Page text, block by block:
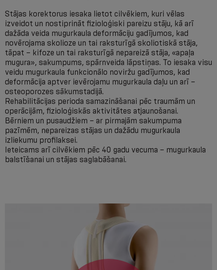
Stājas korektorus iesaka lietot cilvēkiem, kuri vēlas
izveidot un nostiprināt fizioloģiski pareizu stāju, kā arī
dažāda veida mugurkaula deformāciju gadījumos, kad
novērojama skolioze un tai raksturīgā skoliotiskā stāja,
tāpat – kifoze un tai raksturīgā nepareizā stāja, «apaļa
mugura», sakumpums, spārnveida lāpstiņas. To iesaka visu
veidu mugurkaula funkcionālo noviržu gadījumos, kad
deformācija aptver ievērojamu mugurkaula daļu un arī –
osteoporozes sākumstadijā.
Rehabilitācijas perioda samazināšanai pēc traumām un
operācijām, fizioloģiskās aktivitātes atjaunošanai.
Bērniem un pusaudžiem – ar pirmajām sakumpuma
pazīmēm, nepareizas stājas un dažādu mugurkaula
izliekumu profilaksei.
Ieteicams arī cilvēkiem pēc 40 gadu vecuma – mugurkaula
balstīšanai un stājas saglabāšanai.